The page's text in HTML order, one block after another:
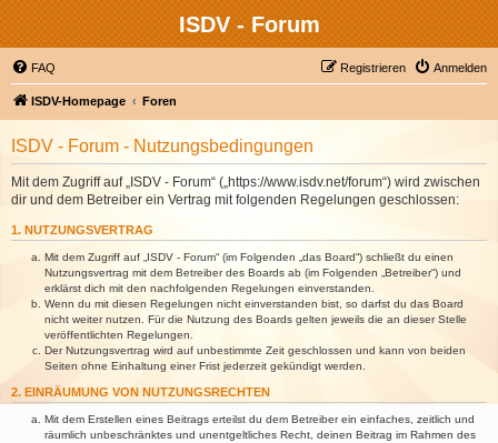
ISDV - Forum
FAQ Anmelden
Registrieren
ISDV-Homepage Foren
ISDV - Forum - Nutzungsbedingungen
Mit dem Zugriff auf „ISDV - Forum“ („https://www.isdv.net/forum“) wird zwischen
dir und dem Betreiber ein Vertrag mit folgenden Regelungen geschlossen:
1. NUTZUNGSVERTRAG
Mit dem Zugriff auf „ISDV - Forum“ (im Folgenden „das Board“) schließt du einen
Nutzungsvertrag mit dem Betreiber des Boards ab (im Folgenden „Betreiber“) und
erklärst dich mit den nachfolgenden Regelungen einverstanden.
Wenn du mit diesen Regelungen nicht einverstanden bist, so darfst du das Board
nicht weiter nutzen. Für die Nutzung des Boards gelten jeweils die an dieser Stelle
veröffentlichten Regelungen.
Der Nutzungsvertrag wird auf unbestimmte Zeit geschlossen und kann von beiden
Seiten ohne Einhaltung einer Frist jederzeit gekündigt werden.
2. EINRÄUMUNG VON NUTZUNGSRECHTEN
Mit dem Erstellen eines Beitrags erteilst du dem Betreiber ein einfaches, zeitlich und
räumlich unbeschränktes und unentgeltliches Recht, deinen Beitrag im Rahmen des